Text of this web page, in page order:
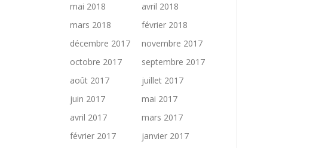
mai 2018
avril 2018
mars 2018
février 2018
décembre 2017
novembre 2017
octobre 2017
septembre 2017
août 2017
juillet 2017
juin 2017
mai 2017
avril 2017
mars 2017
février 2017
janvier 2017